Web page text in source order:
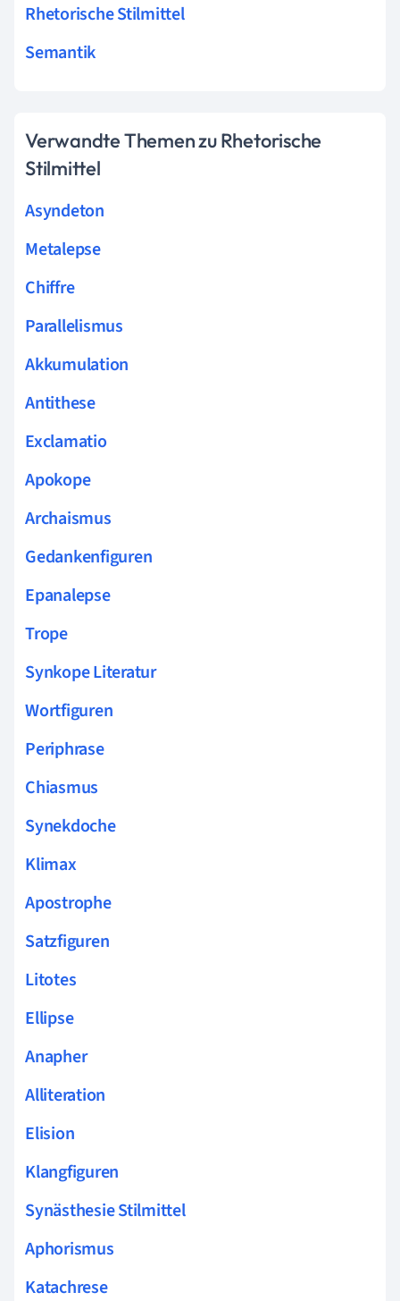
Rhetorische Stilmittel
Semantik
Verwandte Themen zu Rhetorische
Stilmittel
Asyndeton
Metalepse
Chiffre
Parallelismus
Akkumulation
Antithese
Exclamatio
Apokope
Archaismus
Gedankenfiguren
Epanalepse
Trope
Synkope Literatur
Wortfiguren
Periphrase
Chiasmus
Synekdoche
Klimax
Apostrophe
Satzfiguren
Litotes
Ellipse
Anapher
Alliteration
Elision
Klangfiguren
Synästhesie Stilmittel
Aphorismus
Katachrese